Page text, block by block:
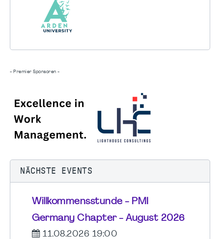
- Premier Sponsoren -
NÄCHSTE EVENTS
Willkommensstunde - PMI
Germany Chapter - August 2026
11.08.2026 19:00